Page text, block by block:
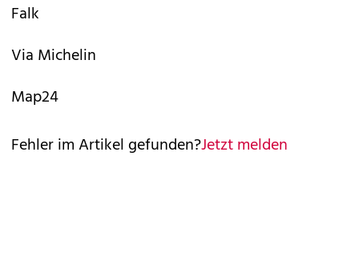
Falk
Via Michelin
Map24
Fehler im Artikel gefunden?Jetzt melden